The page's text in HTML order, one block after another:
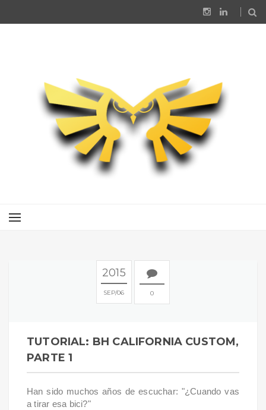
2015
SEP 06 0
TUTORIAL: BH CALIFORNIA CUSTOM,
PARTE 1
Han sido muchos años de escuchar: "¿Cuando vas
a tirar esa bici?"